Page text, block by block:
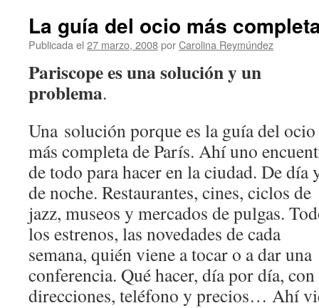
La guía del ocio más
Publicada el 27 marzo, 2008porCarolina Reymúndez
Pariscope es una solución y un
problema.
Una solución porque es la guía del ocio
más completa de París. Ahí uno
de todo para hacer en la ciudad. De día
de noche. Restaurantes, cines, ciclos de
jazz, museos y mercados de pulgas.
los estrenos, las novedades de cada
semana, quién viene a tocar o a dar una
conferencia. Qué hacer, día por día, con
direcciones, teléfono y precios… Ahí